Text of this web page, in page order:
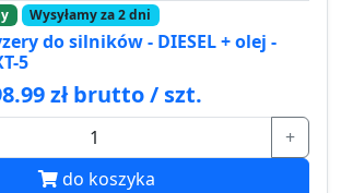
Wysyłamy za 2 dni
do silników - DIESEL + olej -
5
zł brutto / szt.
+
do koszyka